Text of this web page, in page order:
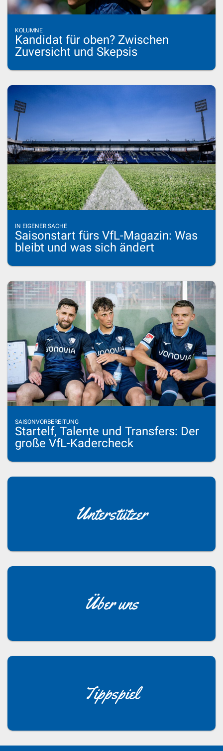
KOLUMNE
Kandidat für oben? Zwischen
Zuversicht und Skepsis
IN EIGENER SACHE
Saisonstart fürs VfL-Magazin: Was
bleibt und was sich ändert
SAISONVORBEREITUNG
Startelf, Talente und Transfers: Der
große VfL-Kadercheck
Unterstützer
Über uns
Tippspiel